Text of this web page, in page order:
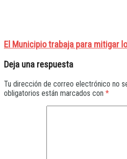
El Municipio trabaja para mitigar
Deja una respuesta
Tu dirección de correo electrónico no
obligatorios están marcados con *